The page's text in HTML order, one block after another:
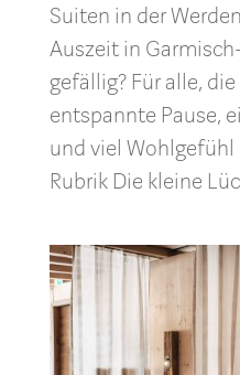
Suiten in der
Auszeit in
gefällig? Für alle,
entspannte Pause,
und viel Wohlgefühl
Rubrik Die kleine